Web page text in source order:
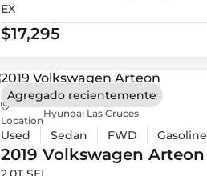
EX
$17,295
Location
Hyundai Las Cruces
Used Sedan FWD Gasoline
2019 Volkswagen Arteon
Agregado recientemente